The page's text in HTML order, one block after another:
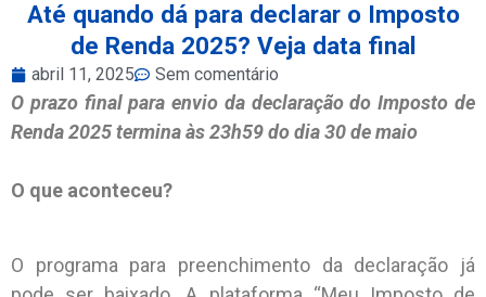
Até quando dá para declarar o Imposto
de Renda 2025? Veja data final
abril 11, 2025 Sem comentário
O prazo final para envio da declaração do Imposto de
Renda 2025 termina às 23h59 do dia 30 de maio
O que aconteceu?
O programa para preenchimento da declaração já